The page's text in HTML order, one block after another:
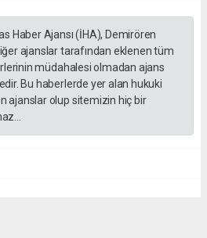
Haber Ajansı (İHA), Demirören
ajanslar tarafından eklenen tüm
müdahalesi olmadan ajans
Bu haberlerde yer alan hukuki
ajanslar olup sitemizin hiç bir